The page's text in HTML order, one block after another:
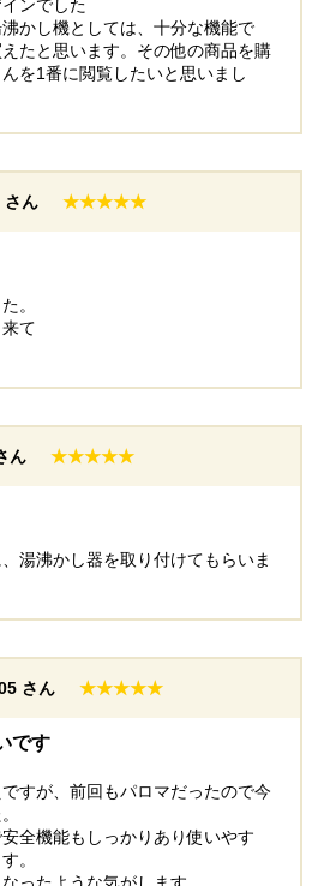
ンでした
かし機としては、十分な機能で
たと思います。その他の商品を購
を1番に閲覧したいと思いまし
ん ★★★★★
。
て
ん ★★★★★
湯沸かし器を取り付けてもらいま
さん ★★★★★
です
すが、前回もパロマだったので今
全機能もしっかりあり使いやす
。
ったような気がします。